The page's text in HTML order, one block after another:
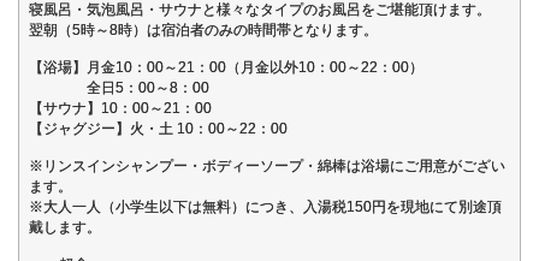
寝風呂・気泡風呂・サウナと様々なタイプのお風呂をご堪能頂けます。
翌朝（5時～8時）は宿泊者のみの時間帯となります。
【浴場】月金10：00～21：00（月金以外10：00～22：00）
全日5：00～8：00
【サウナ】10：00～21：00
【ジャグジー】火・土 10：00～22：00
※リンスインシャンプー・ボディーソープ・綿棒は浴場にご用意がござい
ます。
※大人一人（小学生以下は無料）につき、入湯税150円を現地にて別途頂
戴します。